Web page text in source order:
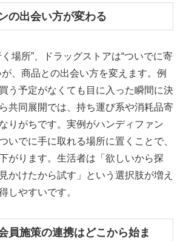
の出会い方が変わる
場所”、ドラッグストアは“ついでに寄
が、商品との出会い方を変えます。例
う予定がなくても目に入った瞬間に決
共同展開では、持ち運び系や消耗品寄
りがちです。実例がハンディファン
いでに手に取れる場所に置くことで、
がります。生活者は「欲しいから探
かけたから試す」という選択肢が増え
しやすいです。
員施策の連携はどこから始ま